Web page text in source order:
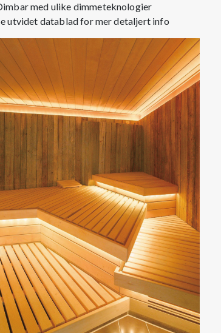
med ulike dimmeteknologier
utvidet datablad for mer detaljert info